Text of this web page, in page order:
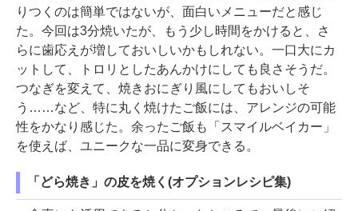
りつくのは簡単ではないが、面白いメニューだと感じ
た。今回は3分焼いたが、もう少し時間をかけると、さ
らに歯応えが増しておいしいかもしれない。一口大にカ
ットして、トロリとしたあんかけにしても良さそうだ。
つなぎを変えて、焼きおにぎり風にしてもおいしそ
う……など、特に丸く焼けたご飯には、アレンジの可能
性をかなり感じた。余ったご飯も「スマイルベイカー」
を使えば、ユニークな一品に変身できる。
「どら焼き」の皮を焼く(オプションレシピ集)